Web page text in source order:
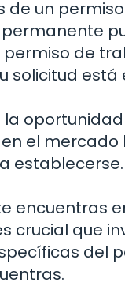
de un
permiso de
solicitud está
la
el mercado
establecerse.
encuentras
crucial que
del